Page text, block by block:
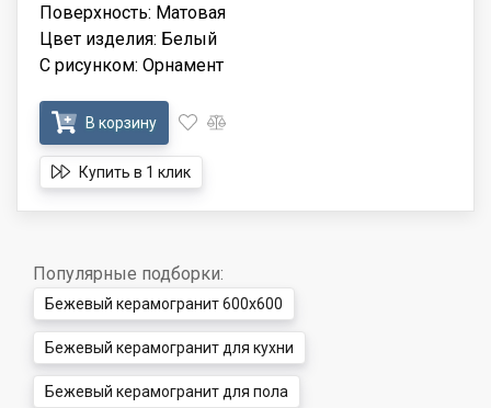
Поверхность: Матовая
Цвет изделия: Белый
С рисунком: Орнамент
В корзину
Купить в 1 клик
Популярные подборки:
Бежевый керамогранит 600x600
Бежевый керамогранит для кухни
Бежевый керамогранит для пола